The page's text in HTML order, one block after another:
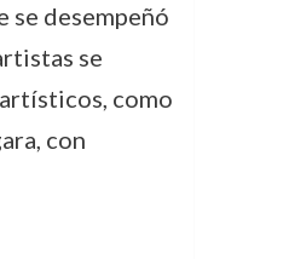
se desempeñó
se
como
con